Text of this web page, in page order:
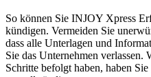
So können Sie INJOY Xpress
kündigen. Vermeiden Sie
dass alle Unterlagen und
Sie das Unternehmen verlassen.
Schritte befolgt haben, haben